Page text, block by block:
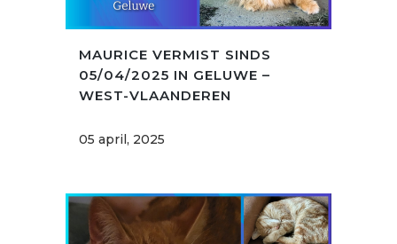
MAURICE VERMIST SINDS
05/04/2025 IN GELUWE –
WEST-VLAANDEREN
05 april, 2025